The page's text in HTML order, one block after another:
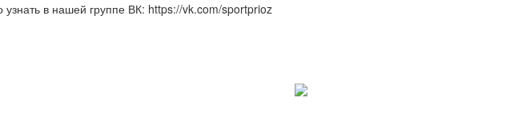
в нашей группе ВК: https://vk.com/sportprioz